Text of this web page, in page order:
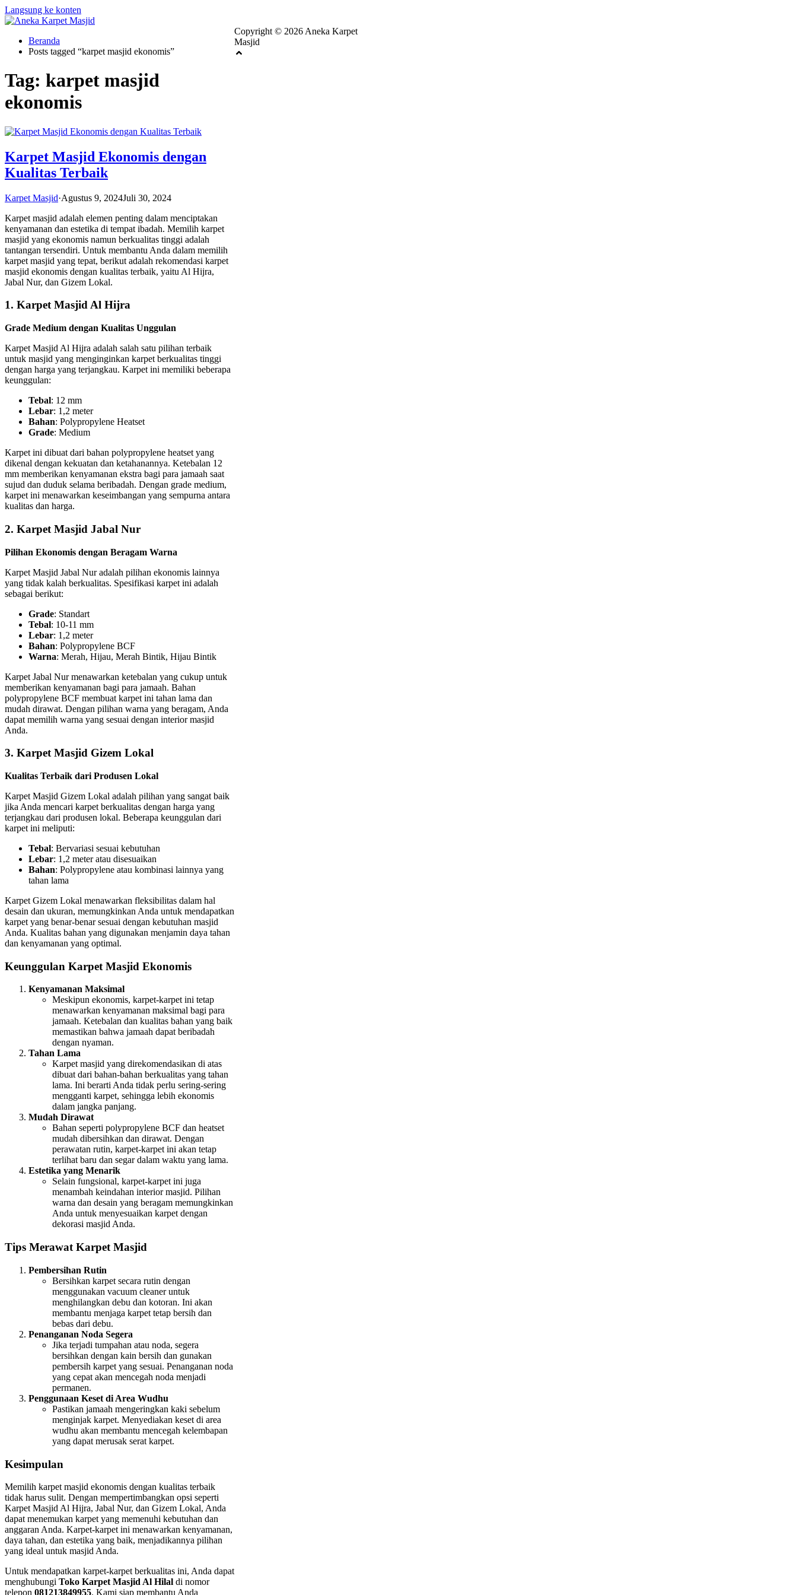
Langsung ke konten
Beranda
Posts tagged “karpet masjid ekonomis”
Tag: karpet masjid
ekonomis
Karpet Masjid Ekonomis dengan
Kualitas Terbaik
Karpet Masjid·Agustus 9, 2024Juli 30, 2024
Karpet masjid adalah elemen penting dalam menciptakan
kenyamanan dan estetika di tempat ibadah. Memilih karpet
masjid yang ekonomis namun berkualitas tinggi adalah
tantangan tersendiri. Untuk membantu Anda dalam memilih
karpet masjid yang tepat, berikut adalah rekomendasi karpet
masjid ekonomis dengan kualitas terbaik, yaitu Al Hijra,
Jabal Nur, dan Gizem Lokal.
1. Karpet Masjid Al Hijra
Grade Medium dengan Kualitas Unggulan
Karpet Masjid Al Hijra adalah salah satu pilihan terbaik
untuk masjid yang menginginkan karpet berkualitas tinggi
dengan harga yang terjangkau. Karpet ini memiliki beberapa
keunggulan:
Tebal: 12 mm
Lebar: 1,2 meter
Bahan: Polypropylene Heatset
Grade: Medium
Karpet ini dibuat dari bahan polypropylene heatset yang
dikenal dengan kekuatan dan ketahanannya. Ketebalan 12
mm memberikan kenyamanan ekstra bagi para jamaah saat
sujud dan duduk selama beribadah. Dengan grade medium,
karpet ini menawarkan keseimbangan yang sempurna antara
kualitas dan harga.
2. Karpet Masjid Jabal Nur
Pilihan Ekonomis dengan Beragam Warna
Karpet Masjid Jabal Nur adalah pilihan ekonomis lainnya
yang tidak kalah berkualitas. Spesifikasi karpet ini adalah
sebagai berikut:
Grade: Standart
Tebal: 10-11 mm
Lebar: 1,2 meter
Bahan: Polypropylene BCF
Warna: Merah, Hijau, Merah Bintik, Hijau Bintik
Karpet Jabal Nur menawarkan ketebalan yang cukup untuk
memberikan kenyamanan bagi para jamaah. Bahan
polypropylene BCF membuat karpet ini tahan lama dan
mudah dirawat. Dengan pilihan warna yang beragam, Anda
dapat memilih warna yang sesuai dengan interior masjid
Anda.
3. Karpet Masjid Gizem Lokal
Kualitas Terbaik dari Produsen Lokal
Karpet Masjid Gizem Lokal adalah pilihan yang sangat baik
jika Anda mencari karpet berkualitas dengan harga yang
terjangkau dari produsen lokal. Beberapa keunggulan dari
karpet ini meliputi:
Tebal: Bervariasi sesuai kebutuhan
Lebar: 1,2 meter atau disesuaikan
Bahan: Polypropylene atau kombinasi lainnya yang
tahan lama
Karpet Gizem Lokal menawarkan fleksibilitas dalam hal
desain dan ukuran, memungkinkan Anda untuk mendapatkan
karpet yang benar-benar sesuai dengan kebutuhan masjid
Anda. Kualitas bahan yang digunakan menjamin daya tahan
dan kenyamanan yang optimal.
Keunggulan Karpet Masjid Ekonomis
Kenyamanan Maksimal
Meskipun ekonomis, karpet-karpet ini tetap
menawarkan kenyamanan maksimal bagi para
jamaah. Ketebalan dan kualitas bahan yang baik
memastikan bahwa jamaah dapat beribadah
dengan nyaman.
Tahan Lama
Karpet masjid yang direkomendasikan di atas
dibuat dari bahan-bahan berkualitas yang tahan
lama. Ini berarti Anda tidak perlu sering-sering
mengganti karpet, sehingga lebih ekonomis
dalam jangka panjang.
Mudah Dirawat
Bahan seperti polypropylene BCF dan heatset
mudah dibersihkan dan dirawat. Dengan
perawatan rutin, karpet-karpet ini akan tetap
terlihat baru dan segar dalam waktu yang lama.
Estetika yang Menarik
Selain fungsional, karpet-karpet ini juga
menambah keindahan interior masjid. Pilihan
warna dan desain yang beragam memungkinkan
Anda untuk menyesuaikan karpet dengan
dekorasi masjid Anda.
Tips Merawat Karpet Masjid
Pembersihan Rutin
Bersihkan karpet secara rutin dengan
menggunakan vacuum cleaner untuk
menghilangkan debu dan kotoran. Ini akan
membantu menjaga karpet tetap bersih dan
bebas dari debu.
Penanganan Noda Segera
Jika terjadi tumpahan atau noda, segera
bersihkan dengan kain bersih dan gunakan
pembersih karpet yang sesuai. Penanganan noda
yang cepat akan mencegah noda menjadi
permanen.
Penggunaan Keset di Area Wudhu
Pastikan jamaah mengeringkan kaki sebelum
menginjak karpet. Menyediakan keset di area
wudhu akan membantu mencegah kelembapan
yang dapat merusak serat karpet.
Kesimpulan
Memilih karpet masjid ekonomis dengan kualitas terbaik
tidak harus sulit. Dengan mempertimbangkan opsi seperti
Karpet Masjid Al Hijra, Jabal Nur, dan Gizem Lokal, Anda
dapat menemukan karpet yang memenuhi kebutuhan dan
anggaran Anda. Karpet-karpet ini menawarkan kenyamanan,
daya tahan, dan estetika yang baik, menjadikannya pilihan
yang ideal untuk masjid Anda.
Untuk mendapatkan karpet-karpet berkualitas ini, Anda dapat
menghubungi Toko Karpet Masjid Al Hilal di nomor
telepon 081213849955. Kami siap membantu Anda
Copyright © 2026 Aneka Karpet
Masjid